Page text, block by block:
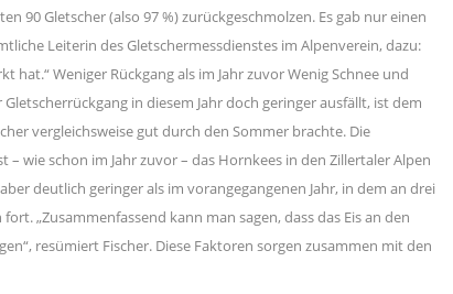
90 Gletscher (also 97 %) zurückgeschmolzen. Es gab nur einen
Leiterin des Gletschermessdienstes im Alpenverein, dazu:
Weniger Rückgang als im Jahr zuvor Wenig Schnee und
in diesem Jahr doch geringer ausfällt, ist dem
vergleichsweise gut durch den Sommer brachte. Die
wie schon im Jahr zuvor – das Hornkees in den Zillertaler Alpen
deutlich geringer als im vorangegangenen Jahr, in dem an drei
„Zusammenfassend kann man sagen, dass das Eis an den
resümiert Fischer. Diese Faktoren sorgen zusammen mit den